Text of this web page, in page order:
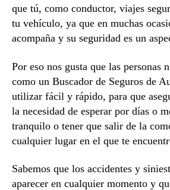
que tú, como conductor, viajes
tu vehículo, ya que en muchas
acompaña y su seguridad es un
Por eso nos gusta que las personas
como un Buscador de Seguros de
utilizar fácil y rápido, para que
la necesidad de esperar por días o
tranquilo o tener que salir de la
cualquier lugar en el que te
Sabemos que los accidentes y
aparecer en cualquier momento y